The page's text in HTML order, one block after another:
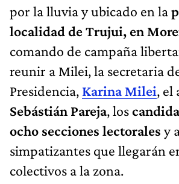
por la lluvia y ubicado en la
localidad de Trujui, en
comando de campaña
reunir a Milei, la secretaria
Presidencia, Karina Milei, el
Sebástián Pareja, los
ocho secciones lectorales y
simpatizantes que llegarán
colectivos a la zona.